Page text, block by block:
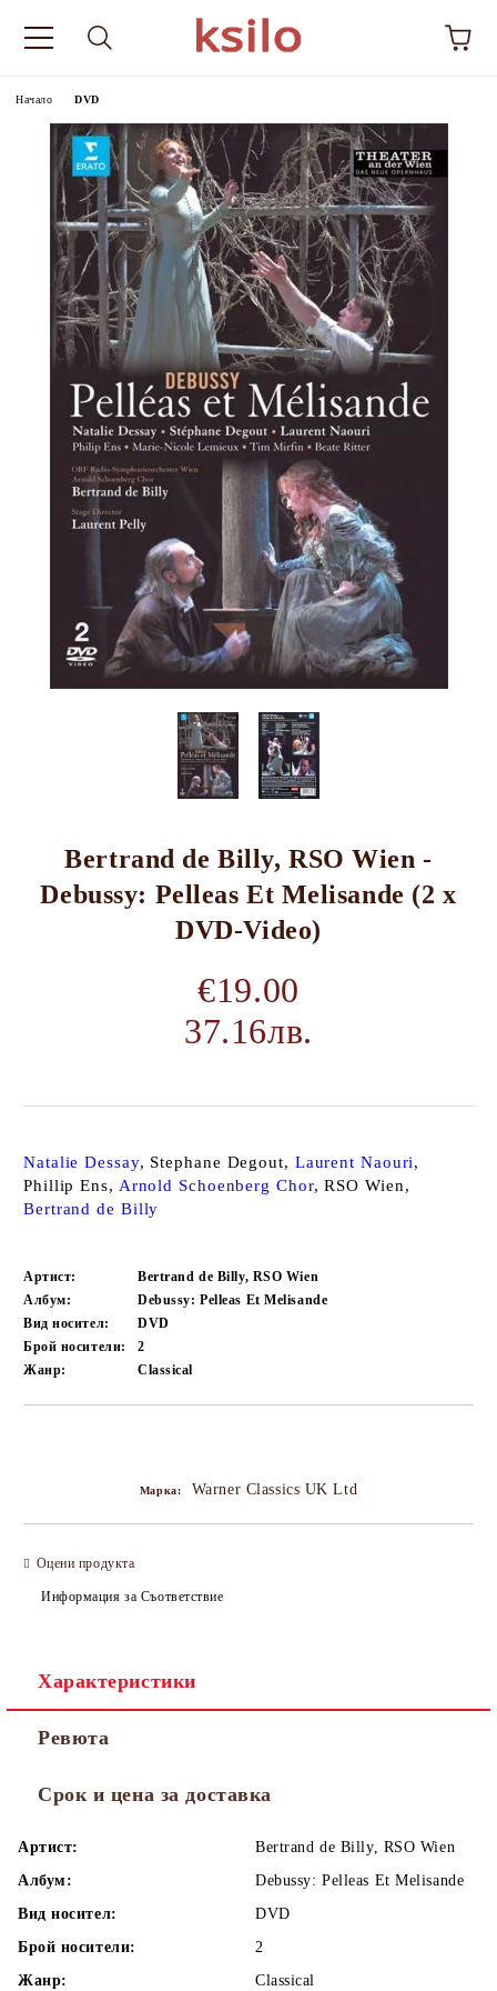
Начало DVD
Bertrand de Billy, RSO Wien -
Debussy: Pelleas Et Melisande (2 x
DVD-Video)
€19.00
37.16лв.
Natalie Dessay, Stephane Degout, Laurent Naouri,
Phillip Ens, Arnold Schoenberg Chor, RSO Wien,
Bertrand de Billy
Артист:
Bertrand de Billy, RSO Wien
Албум:
Debussy: Pelleas Et Melisande
Вид носител:
DVD
Брой носители:
2
Жанр:
Classical
Марка: Warner Classics UK Ltd
Оцени продукта
Информация за Съответствие
Характеристики
Ревюта
Срок и цена за доставка
Артист:
Bertrand de Billy, RSO Wien
Албум:
Debussy: Pelleas Et Melisande
Вид носител:
DVD
Брой носители:
2
Жанр:
Classical